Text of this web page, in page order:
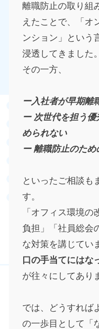
離職防止の取り組
えたことで、「オ
ンション」という
浸透してきました。
その一方、
ー入社者が早期離
ー 次世代を担う
められない
ー 離職防止のた
といったご相談も
す。
「オフィス環境
負担」「社員総会
な対策を講じてい
口の手当てにはな
が往々にしてあり
では、どうすれば
の一歩目として「